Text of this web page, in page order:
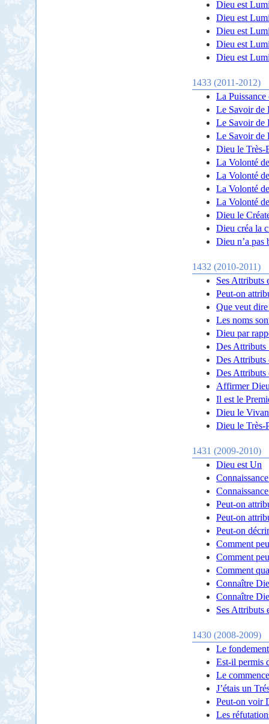
Dieu est
Dieu est
Dieu est
Dieu est
Dieu est
1433 (2011-2012)
La Puissance
Le Savoir de
Le Savoir de
Le Savoir de
Dieu le Très-
La Volonté
La Volonté
La Volonté
La Volonté
Dieu le
Dieu créa la
Dieu n’a pas
1432 (2010-2011)
Ses Attributs
Peut-on
Que veut
Les noms
Dieu par
Des Attributs
Des Attributs
Des Attributs
Affirmer
Il est le
Dieu le
Dieu le Très-
1431 (2009-2010)
Dieu est Un
Peut-on
Peut-on
Peut-on
Comment
Comment
Comment
Connaître
Connaître
Ses Attributs
1430 (2008-2009)
Le
Est-il permis
Le
J’étais un
Peut-on voir
Les